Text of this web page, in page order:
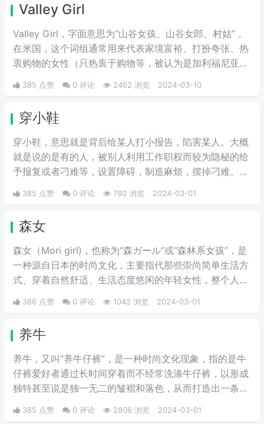
Valley Girl
Valley Girl，字面意思为“山谷女孩、山谷女郎、村姑”，
在米国，这个词组通常用来代表家境富裕、打扮夸张、热
衷购物的女性（只热衷于购物等，被认为是加利福尼亚州
圣费尔南多谷地富家女的典型）。或者说得难听点，就是
形容波大无脑又拜金虚荣的金发妹，一般被如此称呼的女
娘。
385 点赞 0 评论 2462 浏览 2024-03-10
穿小鞋
穿小鞋，意思就是背后给某人打小报告，陷害某人。大概
就是说的是有的人，被别人利用工作职权而较为隐秘的给
予报复或者刁难等，设置障碍，制造麻烦，摆掉刁难。一
般最常见的比如工作中被打小报告等。
385 点赞 0 评论 780 浏览 2024-03-01
森女
森女（Mori girl)，也称为“森ガール”或“森林系女孩”，是
一种源自日本的时尚文化，主要指代那些崇尚简单生活方
式、穿着自然舒适、生活态度悠闲的年轻女性，整个人看
386 点赞 0 评论 1042 浏览 2024-03-01
养牛
养牛，又叫“养牛仔裤”，是一种时尚文化现象，指的是牛
仔裤爱好者通过长时间穿着而不经常洗涤牛仔裤，以形成
独特甚至说是独一无二的皱褶和落色，从而打造出一条具
有个人特色的牛仔裤。首先我们要选择一条原色的牛仔
裤，是没有经过洗水处理的，也就是我们所说的“多穿少
385 点赞 0 评论 2806 浏览 2024-03-01